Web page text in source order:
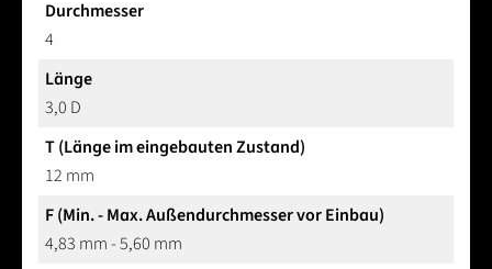
Durchmesser
4
Länge
3,0 D
T (Länge im eingebauten Zustand)
12 mm
F (Min. - Max. Außendurchmesser vor Einbau)
4,83 mm - 5,60 mm